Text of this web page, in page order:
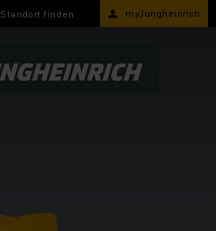
Standort finden myJungheinrich